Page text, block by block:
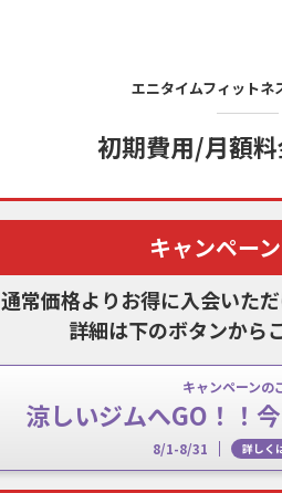
エニタイムフィットネ
初期費用/月額
キャンペー
常価格よりお得に入会いた
詳細は下のボタンから
キャンペーンの
涼しいジムへGO！！
8/1-8/31 詳しく